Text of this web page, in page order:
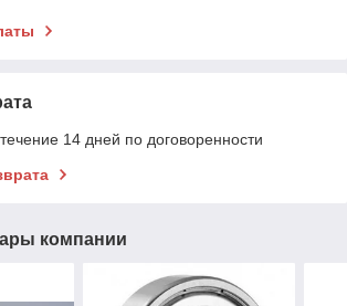
14 дней по договоренности
компании